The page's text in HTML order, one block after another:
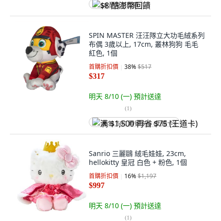
$8 酷澎幣回饋
SPIN MASTER 汪汪隊立大功毛絨系列
布偶 3歲以上, 17cm, 叢林狗狗 毛毛
紅色, 1個
首購折扣價 38%$517
$317
明天 8/10 (一) 預計送達
(1)
满 $1,500 再省 $75 (王道卡)
Sanrio 三麗鷗 絨毛娃娃, 23cm,
hellokitty 皇冠 白色 + 粉色, 1個
首購折扣價 16%$1,197
$997
明天 8/10 (一) 預計送達
(1)